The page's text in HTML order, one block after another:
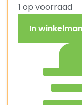
1 op voorraad
In